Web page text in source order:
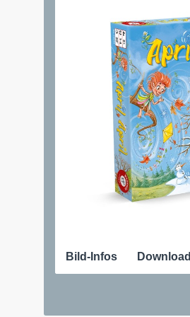
Bild-Infos Download